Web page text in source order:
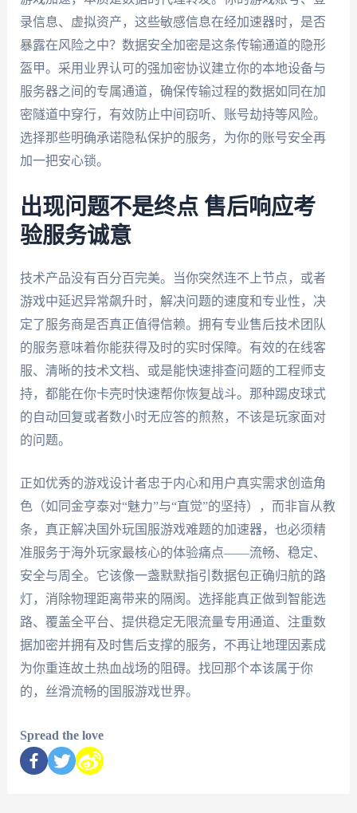
录信息、虚拟资产，这些敏感信息在经加速器时，是否
暴露在风险之中？数据安全加密是这条传输通道的隐形
盔甲。采用业界认可的强加密协议建立你的本地设备与
服务器之间的专属通道，确保传输过程的数据如同在加
密隧道中穿行，有效防止中间窃听、账号劫持等风险。
选择那些明确承诺隐私保护的服务，为你的账号安全再
加一把安心锁。
出现问题不是终点 售后响应考
验服务诚意
技术产品没有百分百完美。当你突然连不上节点，或者
游戏中延迟异常飙升时，解决问题的速度和专业性，决
定了服务商是否真正值得信赖。拥有专业售后技术团队
的服务意味着你能获得及时的实时保障。有效的在线客
服、清晰的技术文档、或是能快速排查问题的工程师支
持，都能在你卡壳时快速帮你恢复战斗。那种踢皮球式
的自动回复或者数小时无应答的煎熬，不该是玩家面对
的问题。
正如优秀的游戏设计者忠于内心和用户真实需求创造角
色（如同金亨泰对“魅力”与“直觉”的坚持），而非盲从教
条，真正解决国外玩国服游戏难题的加速器，也必须精
准服务于海外玩家最核心的体验痛点——流畅、稳定、
安全与周全。它该像一盏默默指引数据包正确归航的路
灯，消除物理距离带来的隔阂。选择能真正做到智能选
路、覆盖全平台、提供稳定无限流量专用通道、注重数
据加密并拥有及时售后支撑的服务，不再让地理因素成
为你重连故土热血战场的阻碍。找回那个本该属于你
的，丝滑流畅的国服游戏世界。
Spread the love